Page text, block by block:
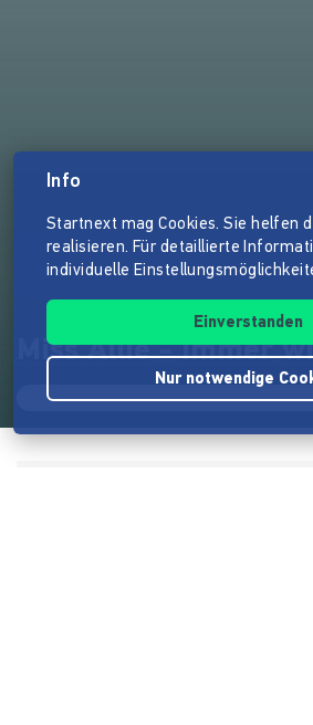
Miss Allie - Immer
Info
Startnext mag Cookies. Sie helfen
realisieren. Für detaillierte
individuelle
Einverstanden
Nur notwendige